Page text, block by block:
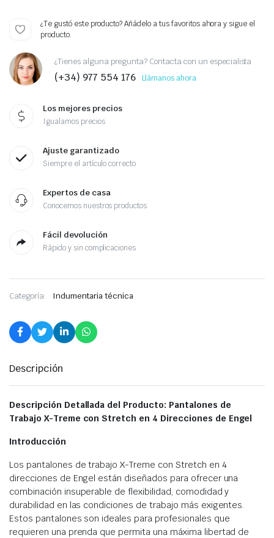
¿Te gustó este producto? Añádelo a tus favoritos ahora y sigue el
producto.
¿Tienes alguna pregunta? Contacta con un especialista
(+34) 977 554 176 Llámanos ahora
Los mejores precios
Igualamos precios
Ajuste garantizado
Siempre el artículo correcto
Expertos de casa
Conocemos nuestros productos
Fácil devolución
Rápido y sin complicaciones
Categoría: Indumentaria técnica
Descripción
Descripción Detallada del Producto: Pantalones de
Trabajo X-Treme con Stretch en 4 Direcciones de Engel
Introducción
Los pantalones de trabajo X-Treme con Stretch en 4
direcciones de Engel están diseñados para ofrecer una
combinación insuperable de flexibilidad, comodidad y
durabilidad en las condiciones de trabajo más exigentes.
Estos pantalones son ideales para profesionales que
requieren una prenda que permita una máxima libertad de